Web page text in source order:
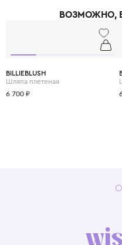
ВОЗМОЖНО,
BILLIEBLUSH
Шляпа плетеная
6 700 ₽